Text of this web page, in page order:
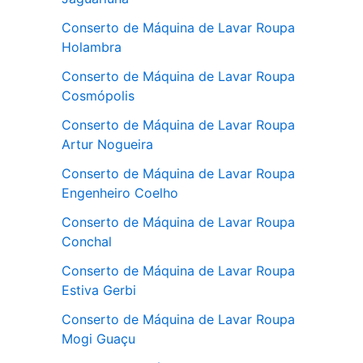
Conserto de Máquina de Lavar Roupa
Holambra
Conserto de Máquina de Lavar Roupa
Cosmópolis
Conserto de Máquina de Lavar Roupa
Artur Nogueira
Conserto de Máquina de Lavar Roupa
Engenheiro Coelho
Conserto de Máquina de Lavar Roupa
Conchal
Conserto de Máquina de Lavar Roupa
Estiva Gerbi
Conserto de Máquina de Lavar Roupa
Mogi Guaçu